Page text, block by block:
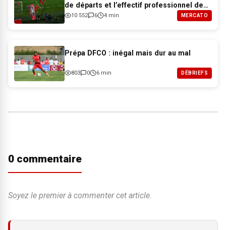
de départs et l’effectif professionnel de
Dijon pour 2026-2027
10 552 6 4 min MERCATO
Prépa DFCO : inégal mais dur au mal
803 0 6 min DÉBRIEFS
0 commentaire
Soyez le premier à commenter cet article.